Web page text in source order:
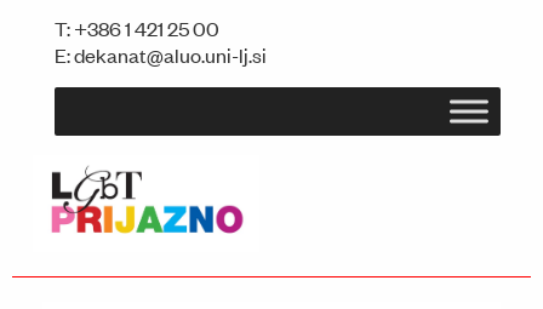
T:+386 1 421 25 00
E:dekanat@aluo.uni-lj.si